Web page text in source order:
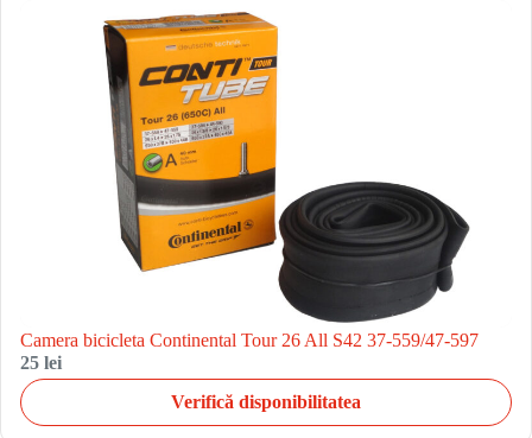
Camera bicicleta Continental Tour 26 All S42 37-559/47-597
25 lei
Verifică disponibilitatea